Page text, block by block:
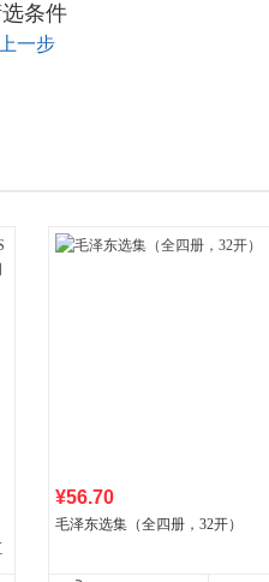
条件
一步
¥56.70
毛泽东选集（全四册，32开）